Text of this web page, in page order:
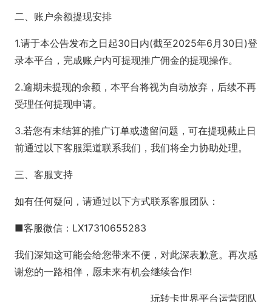
二、账户余额提现安排
1.请于本公告发布之日起30日内(截至2025年6月30日)登
录本平台，完成账户内可提现推广佣金的提现操作。
2.逾期未提现的余额，本平台将视为自动放弃，后续不再
受理任何提现申请。
3.若您有未结算的推广订单或遗留问题，可在提现截止日
前通过以下客服渠道联系我们，我们将全力协助处理。
三、客服支持
如有任何疑问，请通过以下方式联系客服团队：
■客服微信：LX17310655283
我们深知这可能会给您带来不便，对此深表歉意。再次感
谢您的一路相伴，愿未来有机会继续合作!
玩转卡世界平台运营团队